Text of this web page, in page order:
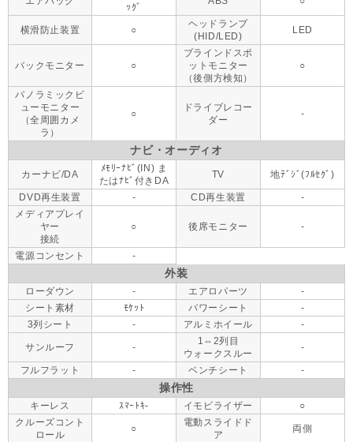
ｯｸﾞ
横滑防止装置 ○
ヘッドランプ
(HID/LED)
LED
バックモニター ○
ブラインドスポ
ットモニター
（後側方検知）
○
パノラミックビ
ューモニター
（全周囲カメ
ラ）
○
ドライブレコー
ダー
-
ナビ・オーディオ
カーナビ/DA
ﾒﾓﾘｰﾅﾋﾞ(IN) ま
たはﾅﾋﾞ付きDA
TV 地ﾃﾞｼﾞ(ﾌﾙｾｸﾞ)
DVD再生装置 - CD再生装置
-
メディアプレイ
ヤー
接続
○ 後席モニター -
電源コンセント -
外装
ローダウン - エアロパーツ
-
シート素材
ﾓｹｯﾄ パワーシート
-
3列シート
- アルミホイール -
サンルーフ -
1⇔2列目
ウォークスルー
-
フルフラット - ベンチシート -
操作性
キーレス ｽﾏｰﾄｷ- イモビライザー
○
クルーズコント
ロール
○
電動スライドド
ア
両側